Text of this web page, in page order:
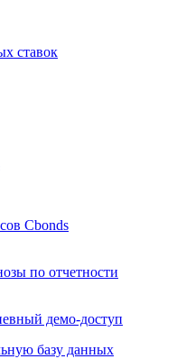
ставок
Cbonds
по отчетности
демо-доступ
базу данных